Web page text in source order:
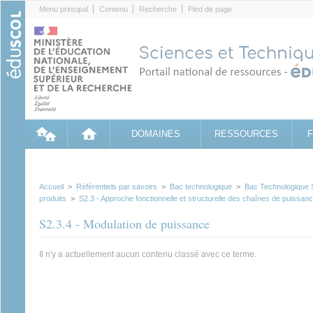
Menu principal Contenu Recherche Pied de page
DOMAINES RESSOURCES
Accueil > Référentiels par savoirs > Bac technologique > Bac Technologique
produits > S2.3 - Approche fonctionnelle et structurelle des chaînes de
S2.3.4 - Modulation de puissance
Il n'y a actuellement aucun contenu classé avec ce terme.